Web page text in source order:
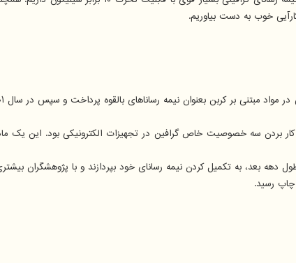
خوب به دست بیاوریم.
بردن سه خصوصیت خاص گرافین در تجهیزات الکترونیکی بود. این یک
بعد، به تکمیل کردن نیمه رسانای خود بپردازند و با پژوهشگران